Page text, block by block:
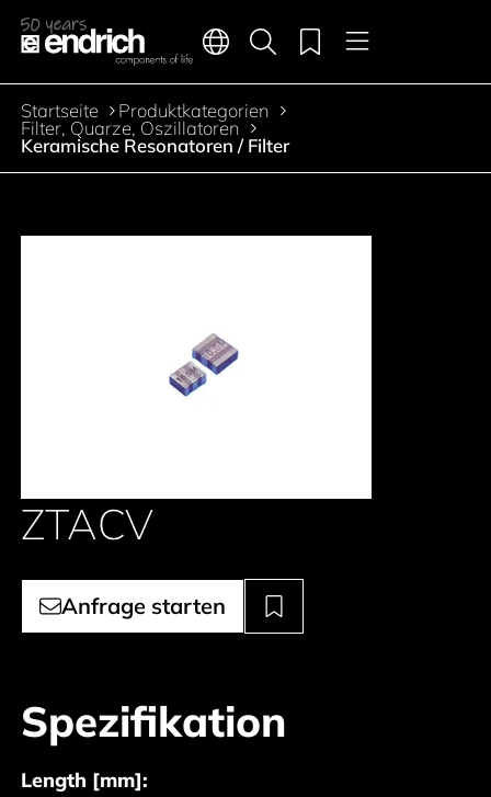
Zum Inhalt springen
Hauptnavigation
Sprachen Menü
Produktsuche
Merkliste
Pfadnavigation
Startseite Produktkategorien
Filter, Quarze, Oszillatoren
Keramische Resonatoren / Filter
ZTACV
Anfrage starten
Spezifikation
Length [mm]: